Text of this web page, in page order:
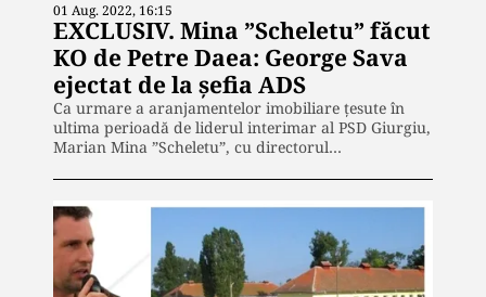
01 Aug. 2022, 16:15
EXCLUSIV. Mina ”Scheletu” făcut
KO de Petre Daea: George Sava
ejectat de la șefia ADS
Ca urmare a aranjamentelor imobiliare țesute în
ultima perioadă de liderul interimar al PSD Giurgiu,
Marian Mina ”Scheletu”, cu directorul…